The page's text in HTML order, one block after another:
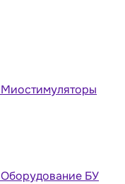
Миостимуляторы
Оборудование БУ